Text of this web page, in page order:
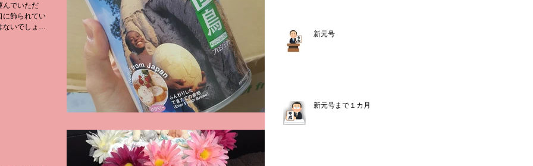
んでいただ
に飾られてい
いでしょう
新元号
新元号まで１カ月